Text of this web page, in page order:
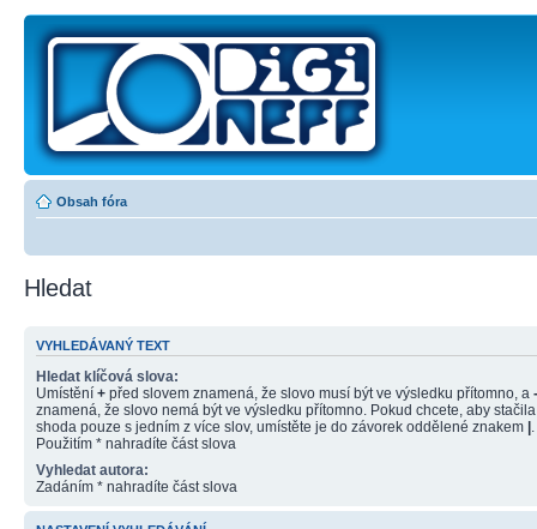
Obsah fóra
Hledat
VYHLEDÁVANÝ TEXT
Hledat klíčová slova:
Umístění + před slovem znamená, že slovo musí být ve výsledku přítomno, a -
znamená, že slovo nemá být ve výsledku přítomno. Pokud chcete, aby stačila
shoda pouze s jedním z více slov, umístěte je do závorek oddělené znakem |
Použitím * nahradíte část slova
Vyhledat autora:
Zadáním * nahradíte část slova